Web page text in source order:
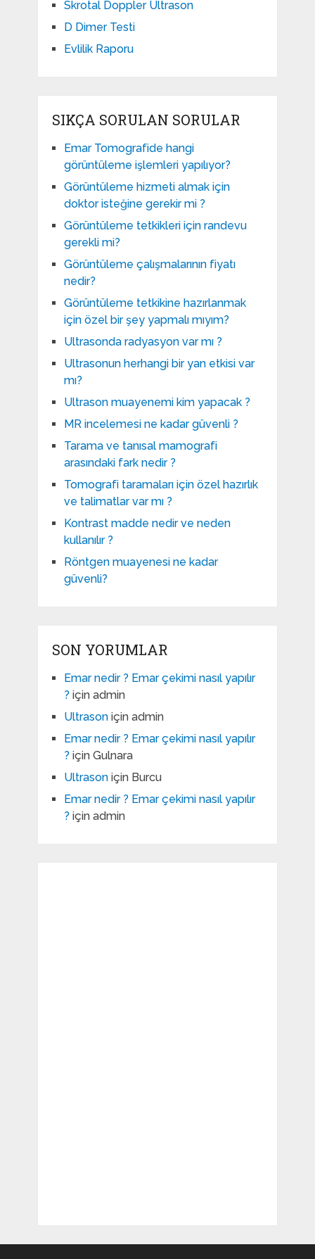
Skrotal Doppler Ultrason​
D Dimer Testi
Evlilik Raporu
SIKÇA SORULAN SORULAR
Emar Tomografide hangi
görüntüleme işlemleri yapılıyor?
Görüntüleme hizmeti almak için
doktor isteğine gerekir mi ?
Görüntüleme tetkikleri için randevu
gerekli mi?
Görüntüleme çalışmalarının fiyatı
nedir?
Görüntüleme tetkikine hazırlanmak
için özel bir şey yapmalı mıyım?
Ultrasonda radyasyon var mı ?
Ultrasonun herhangi bir yan etkisi var
mı?
Ultrason muayenemi kim yapacak ?
MR incelemesi ne kadar güvenli ?
Tarama ve tanısal mamografi
arasındaki fark nedir ?
Tomografi taramaları için özel hazırlık
ve talimatlar var mı ?
Kontrast madde nedir ve neden
kullanılır ?
Röntgen muayenesi ne kadar
güvenli?
SON YORUMLAR
Emar nedir ? Emar çekimi nasıl yapılır
? için admin
Ultrasoniçin admin
Emar nedir ? Emar çekimi nasıl yapılır
? için Gulnara
Ultrasoniçin Burcu
Emar nedir ? Emar çekimi nasıl yapılır
? için admin